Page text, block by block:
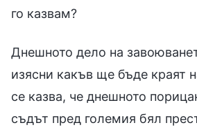
го казвам?
Днешното дело на
изясни какъв ще бъде краят
се казва, че днешното
съдът пред големия бял